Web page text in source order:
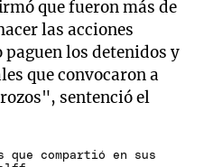
que fueron más de
las acciones
paguen los detenidos y
que convocaron a
sentenció el
que compartió en sus